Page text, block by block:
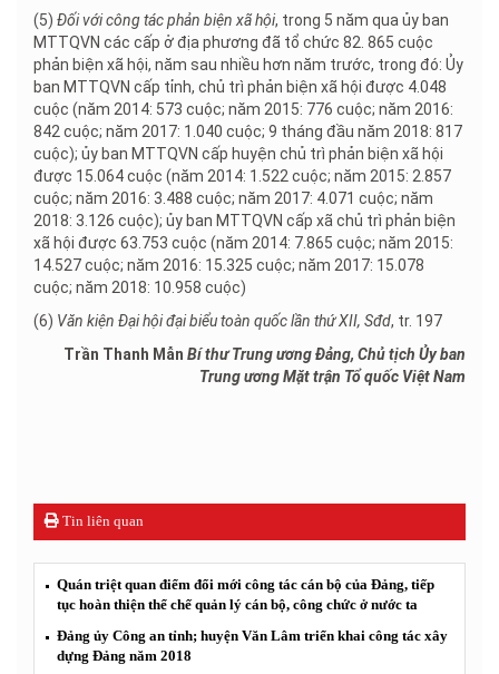
(5) Đối với công tác phản biện xã hội, trong 5 năm qua ủy ban
MTTQVN các cấp ở địa phương đã tổ chức 82. 865 cuộc
phản biện xã hội, năm sau nhiều hơn năm trước, trong đó: Ủy
ban MTTQVN cấp tỉnh, chủ trì phản biện xã hội được 4.048
cuộc (năm 2014: 573 cuộc; năm 2015: 776 cuộc; năm 2016:
842 cuộc; năm 2017: 1.040 cuộc; 9 tháng đầu năm 2018: 817
cuộc); ủy ban MTTQVN cấp huyện chủ trì phản biện xã hội
được 15.064 cuộc (năm 2014: 1.522 cuộc; năm 2015: 2.857
cuộc; năm 2016: 3.488 cuộc; năm 2017: 4.071 cuộc; năm
2018: 3.126 cuộc); ủy ban MTTQVN cấp xã chủ trì phản biện
xã hội được 63.753 cuộc (năm 2014: 7.865 cuộc; năm 2015:
14.527 cuộc; năm 2016: 15.325 cuộc; năm 2017: 15.078
cuộc; năm 2018: 10.958 cuộc)
(6) Văn kiện Đại hội đại biểu toàn quốc lần thứ XII, Sđd, tr. 197
Trần Thanh Mẫn Bí thư Trung ương Đảng, Chủ tịch Ủy ban
Trung ương Mặt trận Tổ quốc Việt Nam
Tin liên quan
Quán triệt quan điểm đổi mới công tác cán bộ của Đảng, tiếp
tục hoàn thiện thể chế quản lý cán bộ, công chức ở nước ta
Đảng ủy Công an tỉnh; huyện Văn Lâm triển khai công tác xây
dựng Đảng năm 2018